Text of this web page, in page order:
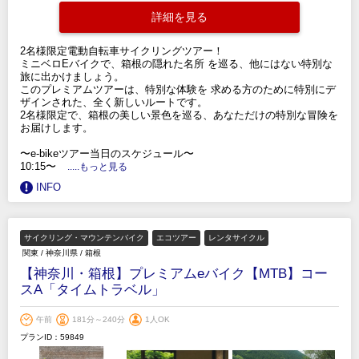
詳細を見る
2名様限定電動自転車サイクリングツアー！
ミニベロEバイクで、箱根の隠れ​​た名所 を巡る、他にはない特別な
旅に出かけましょう。
このプレミアムツアーは、特別な体験を 求める方のために特別にデ
ザインされた、全く新しいルートです。
2名様限定で、箱根の美しい景色を巡る、あなただけの特別な冒険を
お届けします。
〜e-bikeツアー当日のスケジュール〜
10:15〜
.....もっと見る
INFO
サイクリング・マウンテンバイク エコツアー
レンタサイクル
関東 / 神奈川県 / 箱根
【神奈川・箱根】プレミアムeバイク【MTB】コー
スA「タイムトラベル」
午前 181分～240分
1人OK
プランID：59849